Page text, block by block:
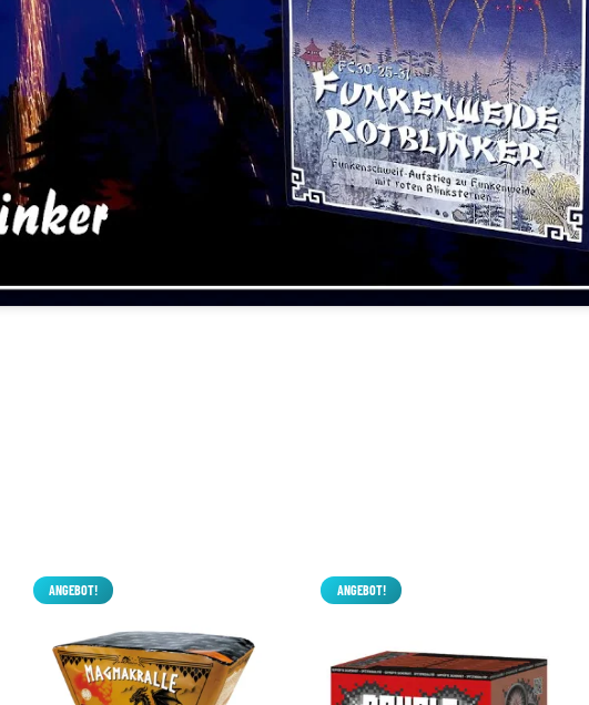
ANGEBOT! ANGEBOT!